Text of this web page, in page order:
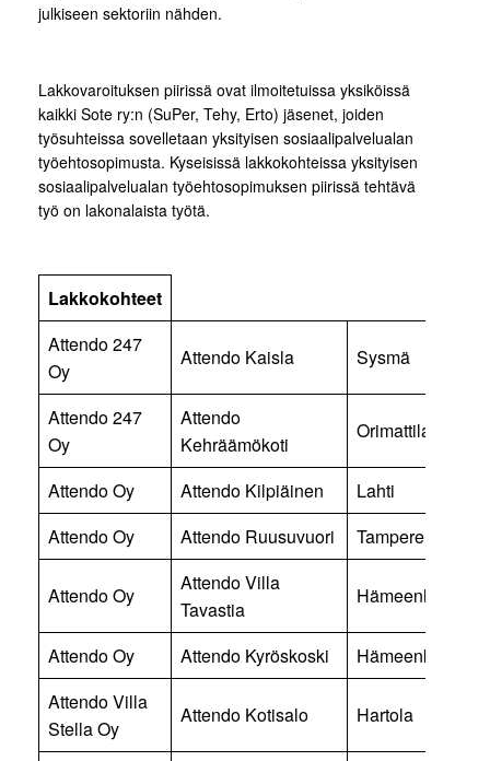
julkiseen sektoriin nähden.
Lakkovaroituksen piirissä ovat ilmoitetuissa yksiköissä
kaikki Sote ry:n (SuPer, Tehy, Erto) jäsenet, joiden
työsuhteissa sovelletaan yksityisen sosiaalipalvelualan
työehtosopimusta. Kyseisissä lakkokohteissa yksityisen
sosiaalipalvelualan työehtosopimuksen piirissä tehtävä
työ on lakonalaista työtä.
Lakkokohteet
Attendo 247
Oy
Attendo Kaisla Sysmä
Attendo 247
Oy
Attendo
Kehräämökoti
Orimattila
Attendo Oy Attendo Kilpiäinen
Lahti
Attendo Oy
Attendo Ruusuvuori Tampere
Attendo Oy
Attendo Villa
Tavastia
Hämeenlinna
Attendo Oy Attendo Kyröskoski
Hämeenkyrö
Attendo Villa
Stella Oy
Attendo Kotisalo Hartola